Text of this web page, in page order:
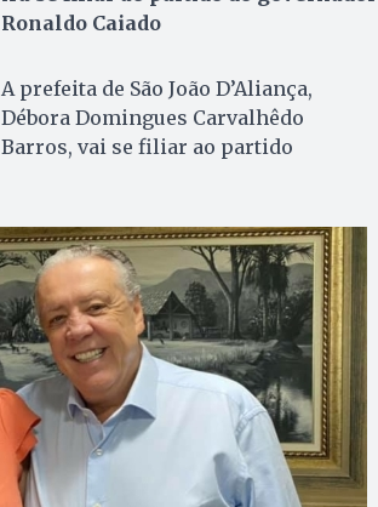
Ronaldo Caiado
A prefeita de São João D’Aliança,
Débora Domingues Carvalhêdo
Barros, vai se filiar ao partido